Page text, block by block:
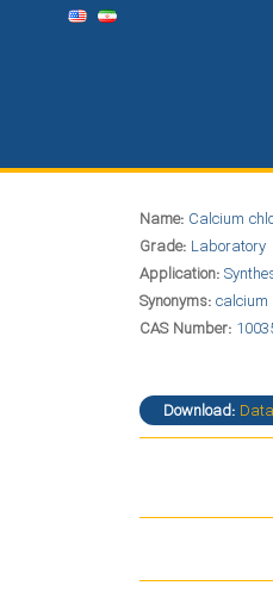
Name: Calcium
Grade: Laboratory
Application:
Synonyms:calcium
CAS Number:
Download: